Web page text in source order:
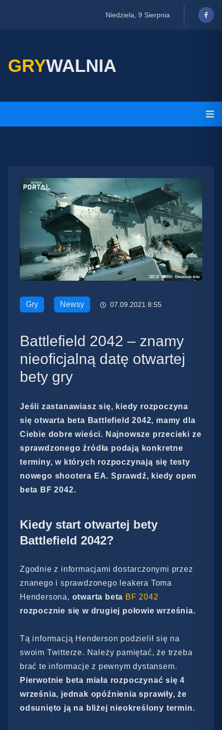
Niedziela, 9 Sierpnia
GRYWALNIA
Gry Newsy 07.09.2021 8:55
Battlefield 2042 – znamy
nieoficjalną datę otwartej
bety gry
Jeśli zastanawiasz się, kiedy rozpoczyna
się otwarta beta Battlefield 2042, mamy dla
Ciebie dobre wieści. Najnowsze przecieki ze
sprawdzonego źródła podają konkretne
terminy, w których rozpoczynają się testy
nowego shootera EA. Sprawdź, kiedy open
beta BF 2042.
Kiedy start otwartej bety
Battlefield 2042?
Zgodnie z informacjami dostarczonymi przez
znanego i sprawdzonego leakera Toma
Hendersona, otwarta beta BF 2042
rozpocznie się w drugiej połowie września.
Tą informacją Henderson podzielił się na
swoim Twitterze. Należy pamiętać, że trzeba
brać te informacje z pewnym dystansem.
Pierwotnie beta miała rozpoczynać się 4
września, jednak opóźnienia sprawiły, że
odsunięto ją na bliżej nieokreślony termin.